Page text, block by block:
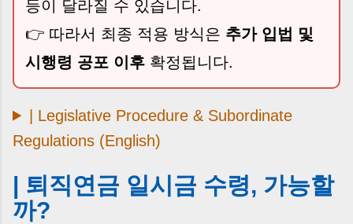
등이 달라질 수 있습니다.
👉 따라서 최종 적용 방식은 추가 입법 및
시행령 공포 이후 확정됩니다.
| Legislative Procedure & Subordinate
Regulations (English)
| 퇴직연금 일시금 수령, 가능할
까?